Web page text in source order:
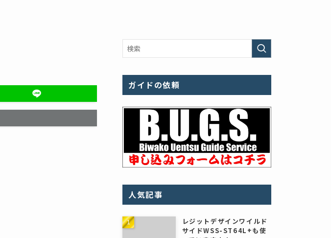
ガイドの依頼
人気記事
レジットデザインワイルド
サイドWSS-ST64L+も使